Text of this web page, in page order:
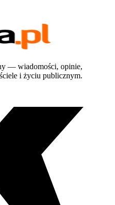
— wiadomości, opinie,
i życiu publicznym.